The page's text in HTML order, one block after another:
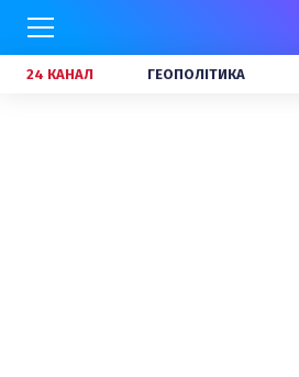
24 КАНАЛ ГЕОПОЛІТИКА